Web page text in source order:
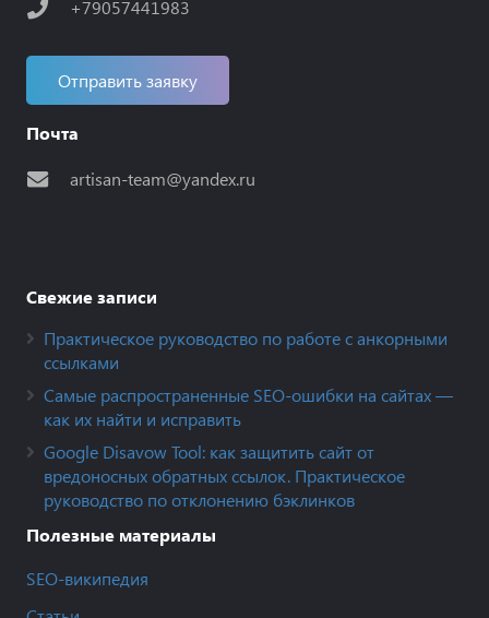
+79057441983
Отправить заявку
Почта
artisan-team@yandex.ru
Свежие записи
Практическое руководство по работе с анкорными
ссылками
Самые распространенные SEO-ошибки на сайтах —
как их найти и исправить
Google Disavow Tool: как защитить сайт от
вредоносных обратных ссылок. Практическое
руководство по отклонению бэклинков
Полезные материалы
SEO-википедия